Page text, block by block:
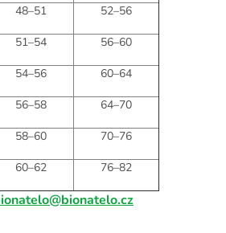
48–51 52–56
51–54 56–60
54–56 60–64
56–58 64–70
58–60 70–76
60–62 76–82